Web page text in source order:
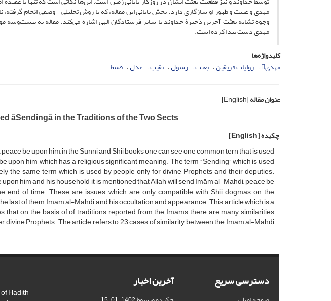
مهدی و غیبت و ظهور او سازگاری دارد. بخش پایانی این مقاله، که با روش تحلیلی - وصفی انجام گرفته،
وجوه تشابه بعثت آخرین ذخیرۀ خداوند با سایر فرستادگان الهی اشاره می‌کند. مقاله به
مهدی دست پیدا کرده است.
کلیدواژه‌ها
مهدی
روایات فریقین بعثت رسول نقیب عدل قسط
عنوان مقاله[English]
in the Traditions of the Two Sects
چکیده[English]
be upon him, in the Sunni and Shii books one can see one common tern that is used
upon him, which has a religious significant meaning. The term “Sending” which is used
the same term which is used by people only for divine Prophets and their deputies.
him and his household, it is mentioned that Allah will send Imām al-Mahdi, peace be
end of time. These are issues which are only compatible with Shii dogmas on the
last of them, Imām al-Mahdi and his occultation and appearance. This article which is a
that on the basis of of traditions reported from the Imāms there are many similarities
divine Prophets. The article refers to 23 cases of similarity between the Imām al-Mahdi
دسترسی سریع آخرین اخبار
Hadith